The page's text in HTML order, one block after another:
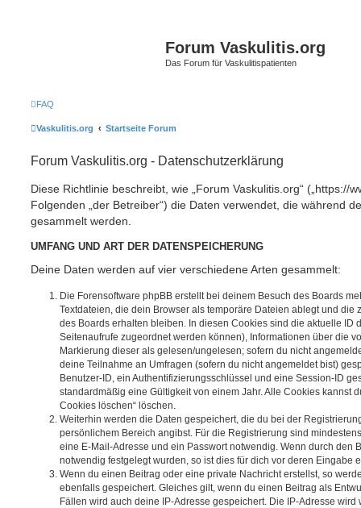
Forum Vaskulitis.org
Das Forum für Vaskulitispatienten
FAQ
Vaskulitis.org Startseite Forum
Forum Vaskulitis.org - Datenschutzerklärung
Diese Richtlinie beschreibt, wie „Forum Vaskulitis.org“ („https://
Folgenden „der Betreiber“) die Daten verwendet, die während
gesammelt werden.
UMFANG UND ART DER DATENSPEICHERUNG
Deine Daten werden auf vier verschiedene Arten gesammelt:
Die Forensoftware phpBB erstellt bei deinem Besuch des Boards
Textdateien, die dein Browser als temporäre Dateien ablegt und die
des Boards erhalten bleiben. In diesen Cookies sind die aktuelle ID
Seitenaufrufe zugeordnet werden können), Informationen über die
Markierung dieser als gelesen/ungelesen; sofern du nicht
deine Teilnahme an Umfragen (sofern du nicht angemeldet bist)
Benutzer-ID, ein Authentifizierungsschlüssel und eine Session-ID
standardmäßig eine Gültigkeit von einem Jahr. Alle Cookies kannst
Cookies löschen“ löschen.
Weiterhin werden die Daten gespeichert, die du bei der
persönlichem Bereich angibst. Für die Registrierung sind
eine E-Mail-Adresse und ein Passwort notwendig. Wenn durch den
notwendig festgelegt wurden, so ist dies für dich vor deren Eingabe
Wenn du einen Beitrag oder eine private Nachricht erstellst, so
ebenfalls gespeichert. Gleiches gilt, wenn du einen Beitrag als
Fällen wird auch deine IP-Adresse gespeichert. Die IP-Adresse